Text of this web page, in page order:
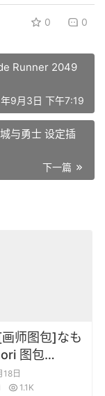
0 0
Runner 2049
9月3日 下午7:19
与勇士 设定插
下一篇
师图包]なも
图包
18日
1.1K